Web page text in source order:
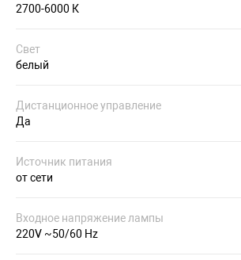
2700-6000 К
Свет
белый
Дистанционное управление
Да
Источник питания
от сети
Входное напряжение лампы
220V ~50/60 Hz